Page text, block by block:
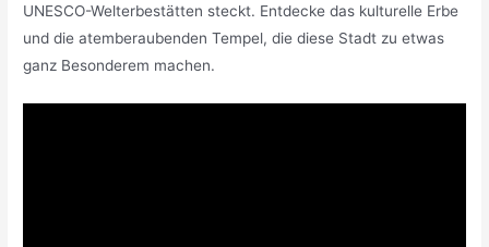
UNESCO-Welterbestätten steckt. Entdecke das kulturelle Erbe
und die atemberaubenden Tempel, die diese Stadt zu etwas
ganz Besonderem machen.